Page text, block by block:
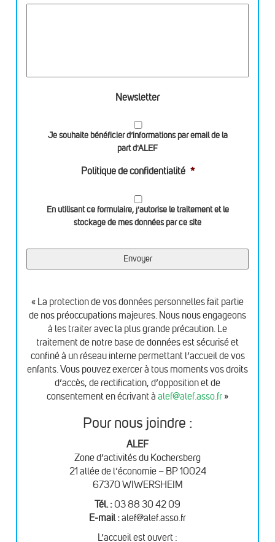
Newsletter
Je souhaite bénéficier d’informations par email de la
part d'ALEF
Politique de confidentialité *
En utilisant ce formulaire, j'autorise le traitement et le
stockage de mes données par ce site
« La protection de vos données personnelles fait partie
de nos préoccupations majeures. Nous nous engageons
à les traiter avec la plus grande précaution. Le
traitement de notre base de données est sécurisé et
confiné à un réseau interne permettant l’accueil de vos
enfants. Vous pouvez exercer à tous moments vos droits
d’accès, de rectification, d’opposition et de
consentement en écrivant à alef@alef.asso.fr »
Pour nous joindre :
ALEF
Zone d’activités du Kochersberg
21 allée de l’économie – BP 10024
67370 WIWERSHEIM
Tél. : 03 88 30 42 09
E-mail :alef@alef.asso.fr
L’accueil est ouvert :